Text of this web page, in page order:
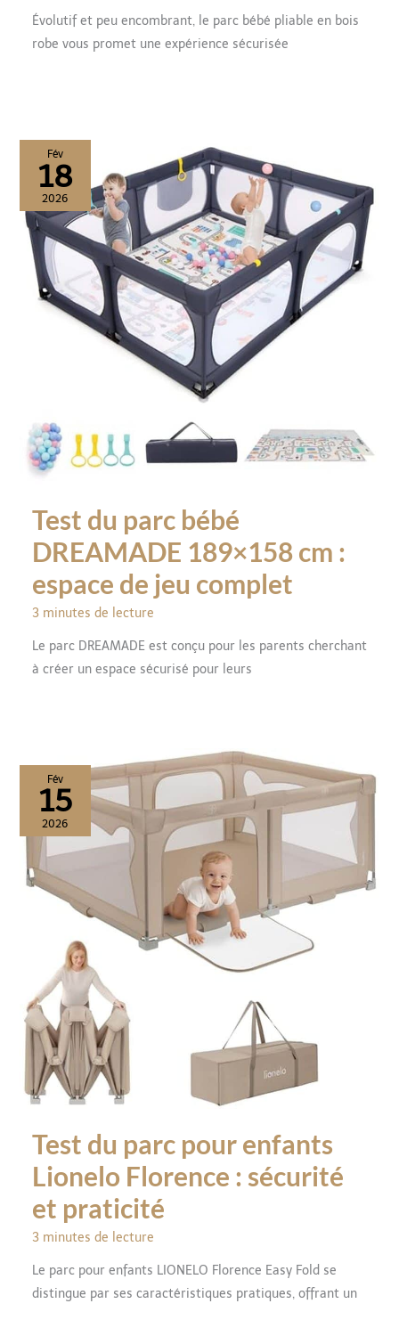
Évolutif et peu encombrant, le parc bébé pliable en bois
robe vous promet une expérience sécurisée
Fév
18
2026
Test du parc bébé
DREAMADE 189×158 cm :
espace de jeu complet
3 minutes de lecture
Le parc DREAMADE est conçu pour les parents cherchant
à créer un espace sécurisé pour leurs
Fév
15
2026
Test du parc pour enfants
Lionelo Florence : sécurité
et praticité
3 minutes de lecture
Le parc pour enfants LIONELO Florence Easy Fold se
distingue par ses caractéristiques pratiques, offrant un